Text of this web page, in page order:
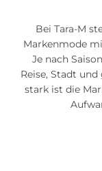
Bei Tara-M
Markenmode
Je nach
Reise, Stadt
stark ist die